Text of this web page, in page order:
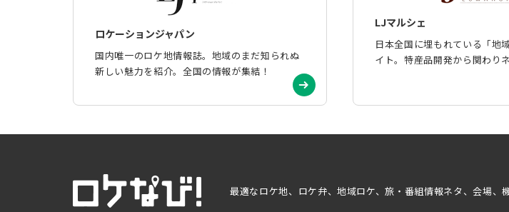
ロケーションジャパン
国内唯一のロケ地情報誌。地域のまだ知られぬ
新しい魅力を紹介。全国の情報が集結！
LJマルシェ
日本全国に埋もれている「地
イト。特産品開発から関わり
最適なロケ地、ロケ弁、地域ロケ、旅・番組情報ネタ、会場、